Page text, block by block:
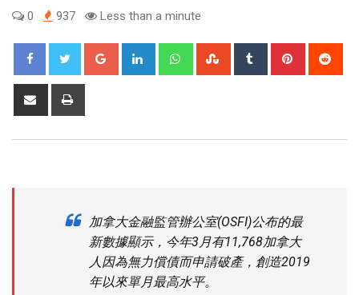
0
937 Less than a minute
加拿大金融監管辦公室(OSFI)公布的最
新數據顯示，今年3月有11,768加拿大
人因為無力償債而申請破產，創造2019
年以來單月最高水平。